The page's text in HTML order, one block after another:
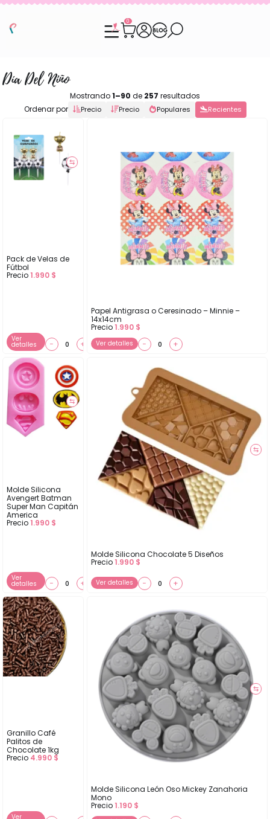
0
Día Del Niño
Mostrando1–90 de 257 resultados
Ordenar por
Precio Precio Populares Recientes
⇆
Pack de Velas de
Fútbol
Precio 1.990 $
Ver
detalles − +
Papel Antigrasa o Ceresinado – Minnie –
14x14cm
Precio 1.990 $
Ver detalles − +
⇆
Molde Silicona
Avengert Batman
Super Man Capitán
America
Precio 1.990 $
Ver
detalles − +
⇆
Molde Silicona Chocolate 5 Diseños
Precio 1.990 $
Ver detalles − +
Granillo Café
Palitos de
Chocolate 1kg
Precio 4.990 $
Ver
⇆
Molde Silicona León Oso Mickey Zanahoria
Mono
Precio 1.190 $